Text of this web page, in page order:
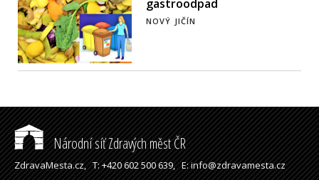
gastroodpad
NOVÝ JIČÍN
Národní síť Zdravých měst ČR
ZdravaMesta.cz,T: +420 602 500 639,E: info@zdravamesta.cz